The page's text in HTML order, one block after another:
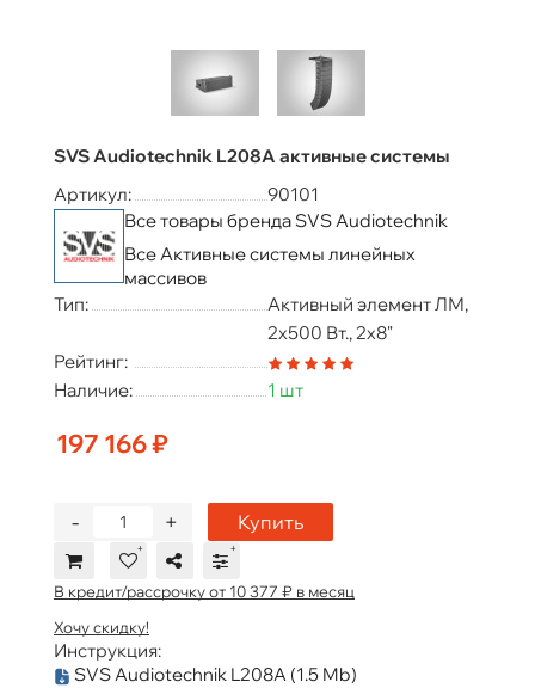
SVS Audiotechnik L208A активные системы
Артикул:
90101
Все товары бренда SVS Audiotechnik
Все Активные системы линейных
массивов
Тип:
Активный элемент ЛМ,
2х500 Вт., 2x8"
Рейтинг:
Наличие:
1 шт
197 166 ₽
+
- Купить
В кредит/рассрочку от 10 377 ₽ в месяц
Хочу скидку!
Инструкция:
SVS Audiotechnik L208A (1.5 Mb)